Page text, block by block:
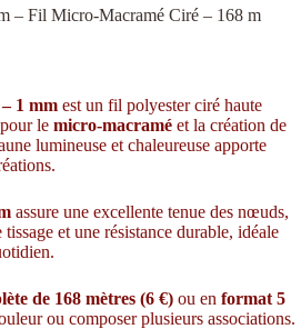
– Fil Micro-Macramé Ciré – 168 m
1 mm est un fil polyester ciré haute
le micro-macramé et la création de
lumineuse et chaleureuse apporte
assure une excellente tenue des nœuds,
et une résistance durable, idéale
de 168 mètres (6 €) ou en format 5
ou composer plusieurs associations.